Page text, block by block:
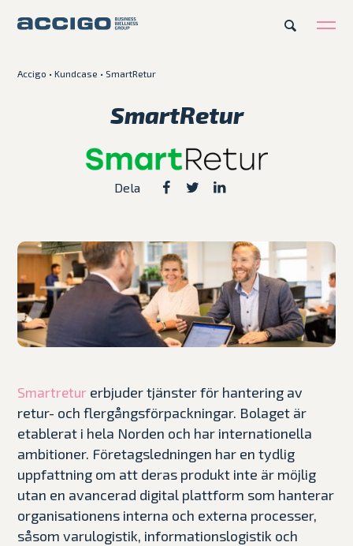
Erbjudande
Om Accigo
Våra case
Accigo •Kundcase • SmartRetur
SmartRetur
Dela
Smartretur erbjuder tjänster för hantering av
retur- och flergångsförpackningar. Bolaget är
etablerat i hela Norden och har internationella
ambitioner. Företagsledningen har en tydlig
uppfattning om att deras produkt inte är möjlig
utan en avancerad digital plattform som hanterar
organisationens interna och externa processer,
såsom varulogistik, informationslogistik och